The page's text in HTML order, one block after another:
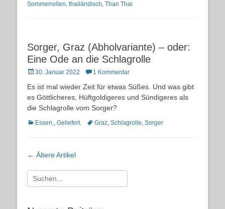
Sommerrollen, thailändisch, Than Thai
Sorger, Graz (Abholvariante) – oder:
Eine Ode an die Schlagrolle
Posted
30. Januar 2022 1 Kommentar
Es ist mal wieder Zeit für etwas Süßes. Und was gibt
es Göttlicheres, Hüftgoldigeres und Sündigeres als
die Schlagrolle vom Sorger?
Kategorien
Essen., Geliefert. Schlagworte
Graz, Schlagrolle, Sorger
Artikel-
← Ältere Artikel
Suche
nach: